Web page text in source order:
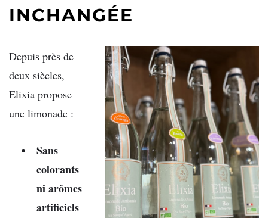
INCHANGÉE
Depuis près de
deux siècles,
Elixia propose
une limonade :
Sans
colorants
ni arômes
artificiels